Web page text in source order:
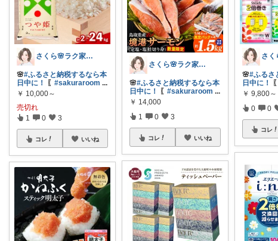
さくら🌸ラク家事&便利な生活雑貨🏠️
🌸#ふるさと納税するなら本
日中に！
〖 #sakuraroom ...
￥ 10,000～
売切れ
1 0 3
コレ いいね
さくら🌸ラク家事&便利な生活雑貨🏠️
🌸#ふるさと納税するなら本
日中に！
〖#sakuraroom ...
￥ 14,000
1 0 3
コレ いいね
🌸#ふるさ
日中に！
￥ 9,800～
0 0
コレ